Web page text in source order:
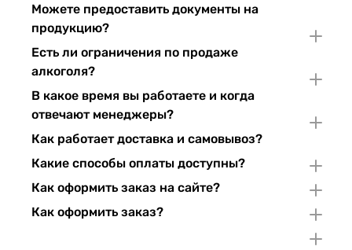
Можете предоставить документы на
продукцию?
Есть ли ограничения по продаже
алкоголя?
В какое время вы работаете и когда
отвечают менеджеры?
Как работает доставка и самовывоз?
Какие способы оплаты доступны?
Как оформить заказ на сайте?
Как оформить заказ?